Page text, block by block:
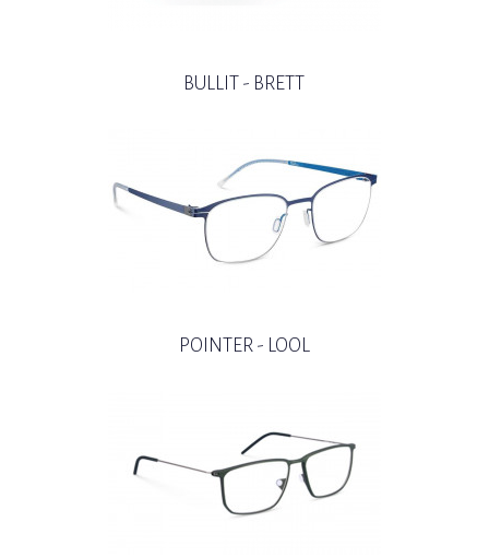
BULLIT - BRETT
POINTER - LOOL